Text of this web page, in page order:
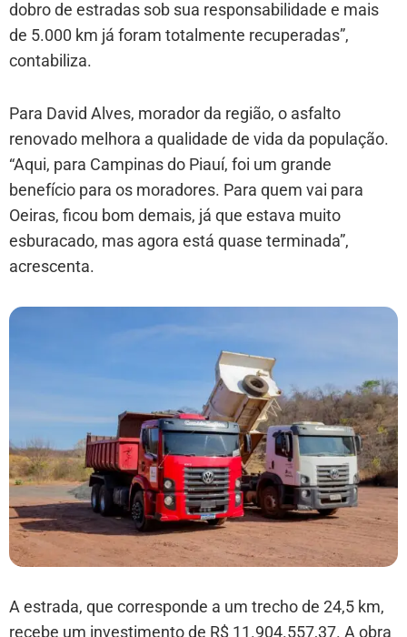
dobro de estradas sob sua responsabilidade e mais
de 5.000 km já foram totalmente recuperadas”,
contabiliza.
Para David Alves, morador da região, o asfalto
renovado melhora a qualidade de vida da população.
“Aqui, para Campinas do Piauí, foi um grande
benefício para os moradores. Para quem vai para
Oeiras, ficou bom demais, já que estava muito
esburacado, mas agora está quase terminada”,
acrescenta.
A estrada, que corresponde a um trecho de 24,5 km,
recebe um investimento de R$ 11.904.557,37. A obra